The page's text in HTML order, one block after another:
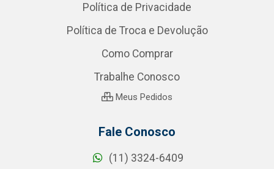
Política de Privacidade
Política de Troca e Devolução
Como Comprar
Trabalhe Conosco
Meus Pedidos
Fale Conosco
(11) 3324-6409